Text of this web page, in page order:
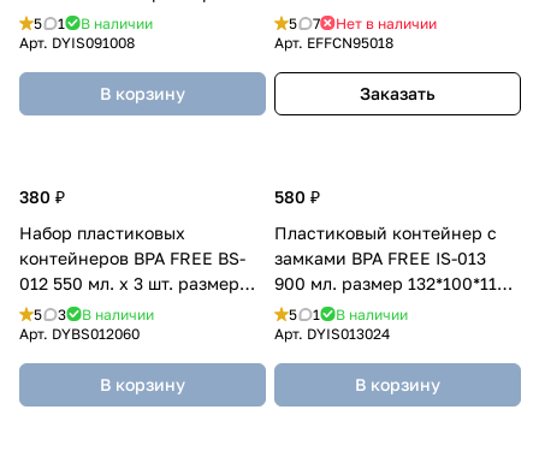
298*228*86 мм.
5 1
В наличии
Арт. DYIS091008
В корзину
5 7
Нет в наличии
Арт. EFFCN95018
Заказать
380 ₽
Набор пластиковых
контейнеров BPA FREE BS-
012 550 мл. х 3 шт. размер
170*115*55 мм.
5 3
В наличии
Арт. DYBS012060
В корзину
580 ₽
Пластиковый контейнер с
замками BPA FREE IS-013
900 мл. размер 132*100*118
мм.
5 1
В наличии
Арт. DYIS013024
В корзину